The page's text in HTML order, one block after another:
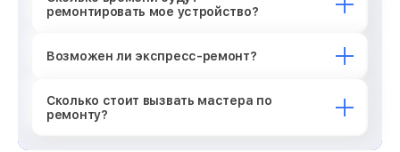
ремонтировать мое устройство?
Возможен ли экспресс-ремонт?
Сколько стоит вызвать мастера по
ремонту?